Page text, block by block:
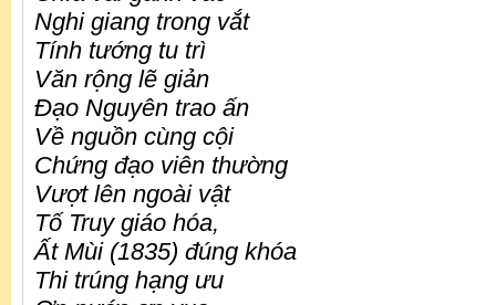
Nghi giang trong vắt
Tính tướng tu trì
Văn rộng lẽ giản
Đạo Nguyên trao ấn
Về nguồn cùng cội
Chứng đạo viên thường
Vượt lên ngoài vật
Tố Truy giáo hóa,
Ất Mùi (1835) đúng khóa
Thi trúng hạng ưu